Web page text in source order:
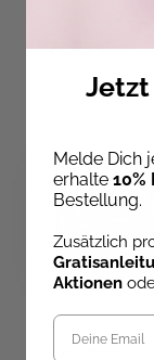
21,99 €
Jetzt
Melde Dich
erhalte 10%
Bestellung.
Zusätzlich
Aktionen